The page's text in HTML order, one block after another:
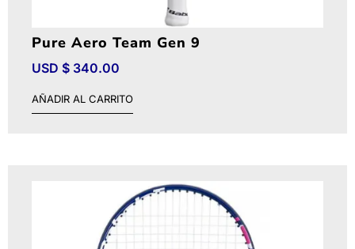
Pure Aero Team Gen 9
USD $ 340.00
AÑADIR AL CARRITO